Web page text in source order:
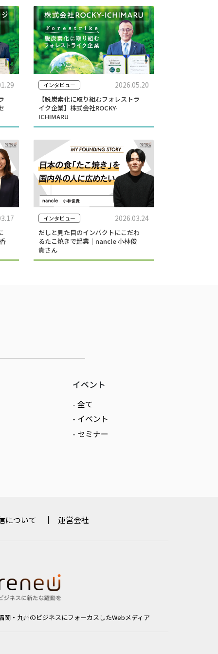
インタビュー 2026.05.20
【脱炭素化に取り組むフォレストラ
イク企業】株式会社ROCKY-
ICHIMARU
インタビュー 2026.03.24
だしと見た目のインパクトにこだわ
るたこ焼きで起業｜nancle 小林俊
貴さん
イベント
- 全て
- イベント
- セミナー
について 運営会社
岡・九州のビジネスにフォーカスしたWebメディア